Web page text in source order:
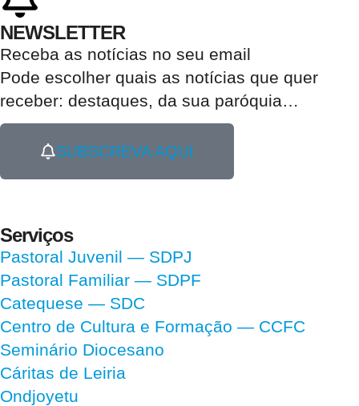
NEWSLETTER
Receba as notícias no seu email​
Pode escolher quais as notícias que quer
receber: destaques, da sua paróquia
SUBSCREVA AQUI
Serviços
Pastoral Juvenil — SDPJ
Pastoral Familiar — SDPF
Catequese — SDC
Centro de Cultura e Formação — CCFC
Seminário Diocesano
Cáritas de Leiria
Ondjoyetu